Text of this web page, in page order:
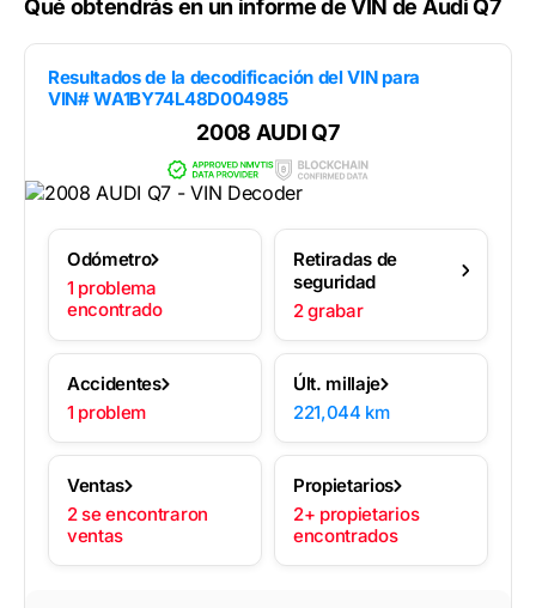
Qué obtendrás en un informe de VIN de Audi Q7
Resultados de la decodificación del VIN para
VIN# WA1BY74L48D004985
2008 AUDI Q7
Odómetro
1 problema
encontrado
Retiradas de
seguridad
2 grabar
Accidentes
1 problem
Últ. millaje
221,044 km
Ventas
2 se encontraron
ventas
Propietarios
2+ propietarios
encontrados